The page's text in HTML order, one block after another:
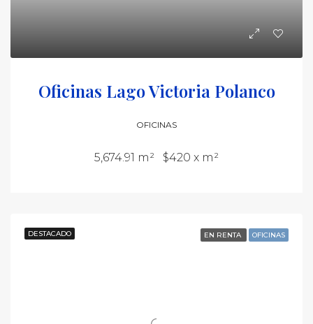
Oficinas Lago Victoria Polanco
OFICINAS
5,674.91 m² $420 x m²
DESTACADO EN RENTA OFICINAS